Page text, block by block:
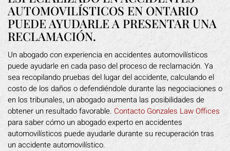
AUTOMOVILÍSTICOS EN ONTARIO
PUEDE AYUDARLE A PRESENTAR UNA
RECLAMACIÓN.
Un abogado con experiencia en accidentes automovilísticos
puede ayudarle en cada paso del proceso de reclamación. Ya
sea recopilando pruebas del lugar del accidente, calculando el
costo de los daños o defendiéndole durante las negociaciones o
en los tribunales, un abogado aumenta las posibilidades de
obtener un resultado favorable. Contacto Gonzales Law Offices
para saber cómo un abogado experto en accidentes
automovilísticos puede ayudarle durante su recuperación tras
un accidente automovilístico.